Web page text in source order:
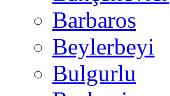
Barbaros
Beylerbeyi
Bulgurlu